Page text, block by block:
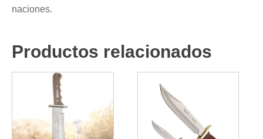
naciones.
Productos relacionados